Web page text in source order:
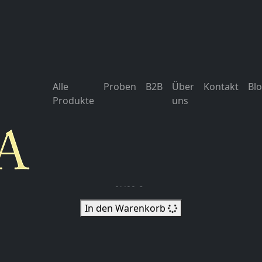
Alle
Produkte
Proben B2B
Über
uns
Kontakt
67.00 €
In den Warenkorb